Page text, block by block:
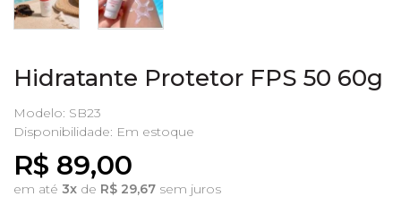
Hidratante Protetor FPS 50 60g
Modelo: SB23
Disponibilidade: Em estoque
R$ 89,00
em até 3x de R$ 29,67 sem juros